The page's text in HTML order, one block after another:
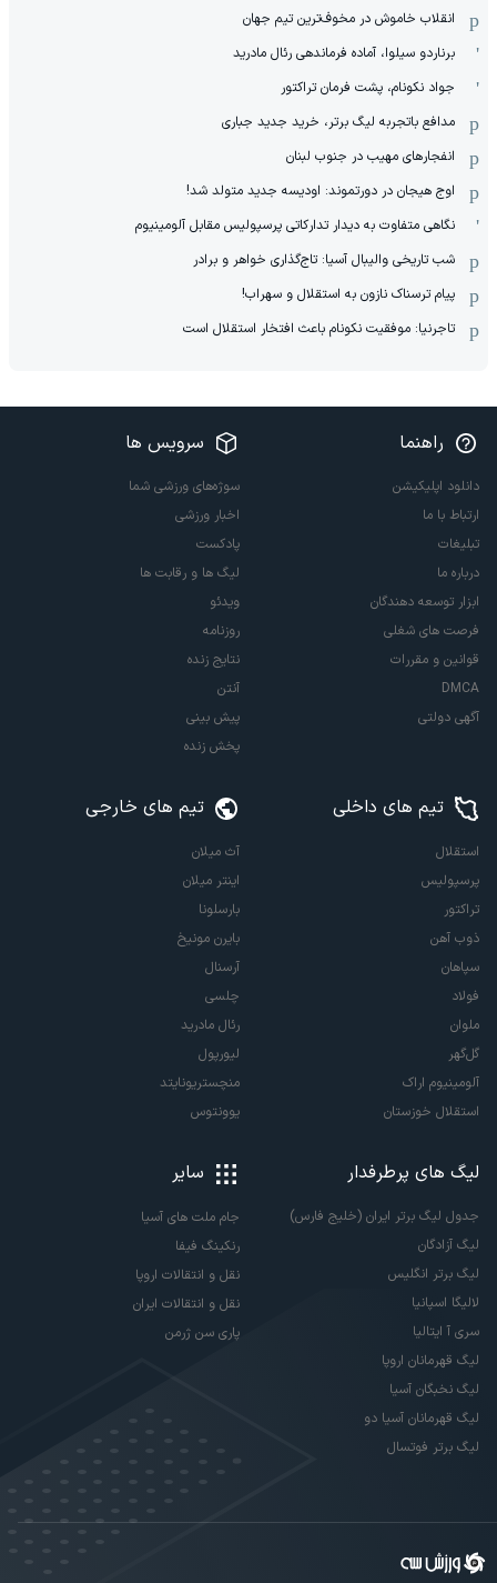
انقلاب خاموش در مخوف‌‌ترین تیم جهان
برناردو سیلوا، آماده فرماندهی رئال مادرید
جواد نکونام، پشت فرمان تراکتور
مدافع باتجربه لیگ برتر، خرید جدید جباری
انفجارهای مهیب در جنوب لبنان
اوج هیجان در دورتموند: اودیسه جدید متولد شد!
نگاهی متفاوت به دیدار تدارکاتی پرسپولیس مقابل آلومینیوم
شب تاریخی والیبال آسیا: تاج‌گذاری خواهر و برادر
پیام ترسناک نازون به استقلال و سهراب!
تاجرنیا: موفقیت نکونام باعث افتخار استقلال است
راهنما
دانلود اپلیکیشن
ارتباط با ما
تبلیغات
درباره ما
ابزار توسعه دهندگان
فرصت های شغلی
قوانین و مقررات
DMCA
آگهی دولتی
سرویس ها
سوژه‌های ورزشی شما
اخبار ورزشی
پادکست
لیگ ها و رقابت ها
ویدئو
روزنامه
نتایج زنده
آنتن
پیش بینی
پخش زنده
تیم های داخلی
استقلال
پرسپولیس
تراکتور
ذوب آهن
سپاهان
فولاد
ملوان
گل‌گهر
آلومینیوم اراک
استقلال خوزستان
تیم های خارجی
آث میلان
اینتر میلان
بارسلونا
بایرن مونیخ
آرسنال
چلسی
رئال مادرید
لیورپول
منچستریونایتد
یوونتوس
لیگ های پرطرفدار
جدول لیگ برتر ایران (خلیج فارس)
لیگ آزادگان
لیگ برتر انگلیس
لالیگا اسپانیا
سری آ ایتالیا
لیگ قهرمانان اروپا
لیگ نخبگان آسیا
لیگ قهرمانان آسیا دو
لیگ برتر فوتسال
سایر
جام ملت های آسیا
رنکینگ فیفا
نقل و انتقالات اروپا
نقل و انتقالات ایران
پاری سن ژرمن